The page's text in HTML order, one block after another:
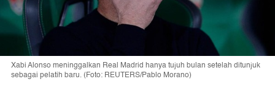
Xabi Alonso meninggalkan Real Madrid hanya tujuh bulan setelah ditunjuk
sebagai pelatih baru. (Foto: REUTERS/Pablo Morano)